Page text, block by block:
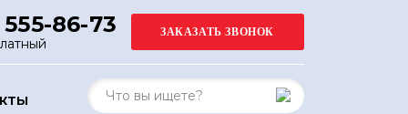
86-73